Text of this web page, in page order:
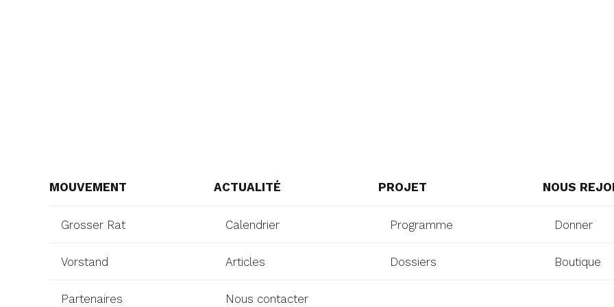
MOUVEMENT
Grosser Rat
Vorstand
Partenaires
ACTUALITÉ
Calendrier
Articles
Nous contacter
PROJET
Programme
Dossiers
NOUS
Donner
Boutique